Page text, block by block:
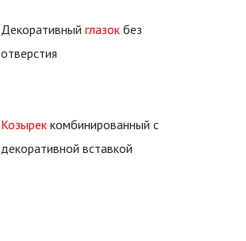
Декоративный глазок без
отверстия
Козырек комбинированный с
декоративной вставкой